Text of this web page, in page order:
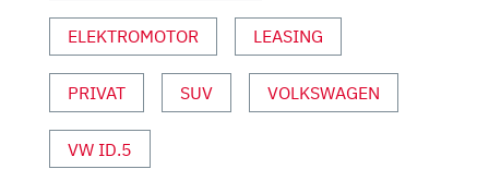
VON
YOUTUBE
ELEKTROMOTOR LEASING
PRIVAT SUV VOLKSWAGEN
VW ID.5